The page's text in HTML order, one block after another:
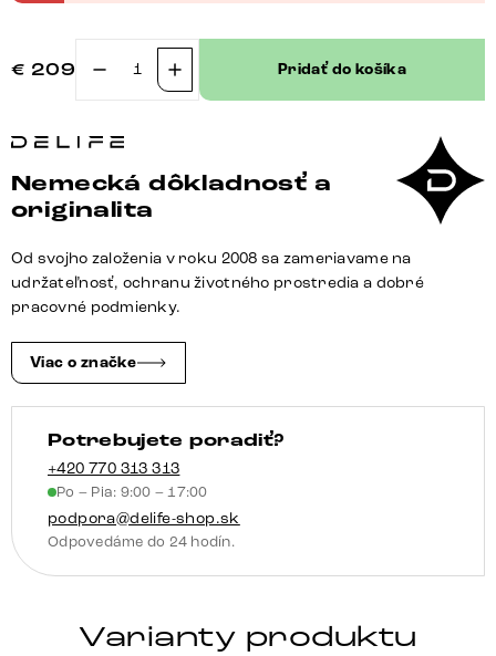
€ 209
množstvo
stolička
Flex
bouclé
biela
tenká
podstava
oceľ
vrecková
pružina
Pridať do košíka
Nemecká dôkladnosť a
originalita
Od svojho založenia v roku 2008 sa zameriavame na
udržateľnosť, ochranu životného prostredia a dobré
pracovné podmienky.
Viac o značke
Potrebujete poradiť?
+420 770 313 313
Po – Pia: 9:00 – 17:00
podpora@delife-shop.sk
Odpovedáme do 24 hodín.
Varianty produktu